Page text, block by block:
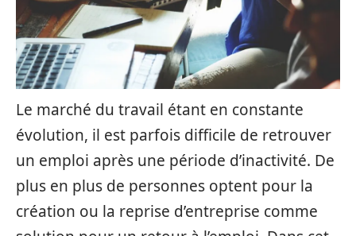
Le marché du travail étant en constante
évolution, il est parfois difficile de retrouver
un emploi après une période d’inactivité. De
plus en plus de personnes optent pour la
création ou la reprise d’entreprise comme